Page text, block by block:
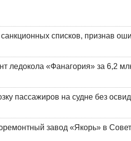
списков, признав
ледокола «Фанагория» за 6,2
пассажиров на судне без
завод «Якорь» в